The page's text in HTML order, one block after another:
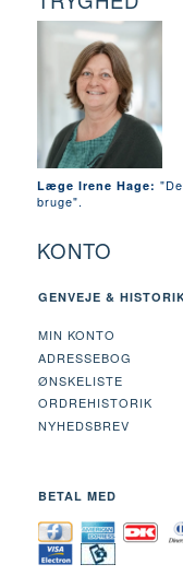
Læge Irene Hage:
bruge".
KONTO
GENVEJE &
MIN KONTO
ADRESSEBOG
ØNSKELISTE
ORDREHISTORIK
NYHEDSBREV
BETAL MED